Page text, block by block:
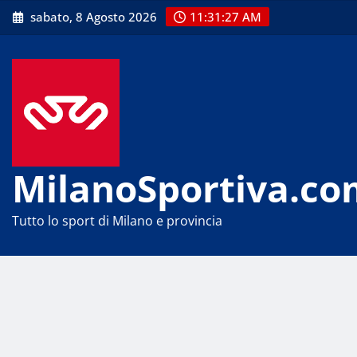
Skip
to
sabato, 8 Agosto 2026 11:31:27 AM
Tutto lo sport di Milano e provincia